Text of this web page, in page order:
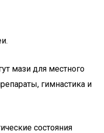
мази для местного
гимнастика и
состояния